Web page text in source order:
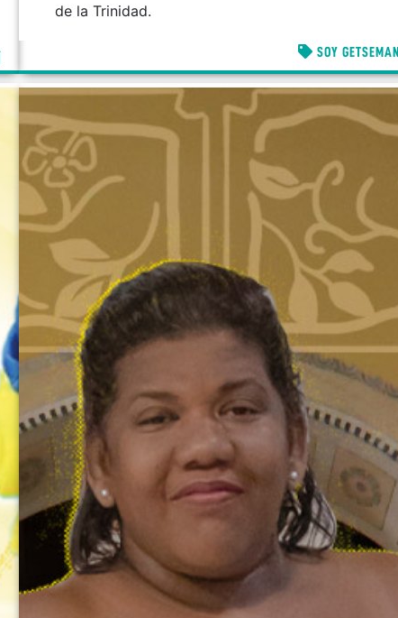
de la Trinidad.
SOY GETSEMANÍ